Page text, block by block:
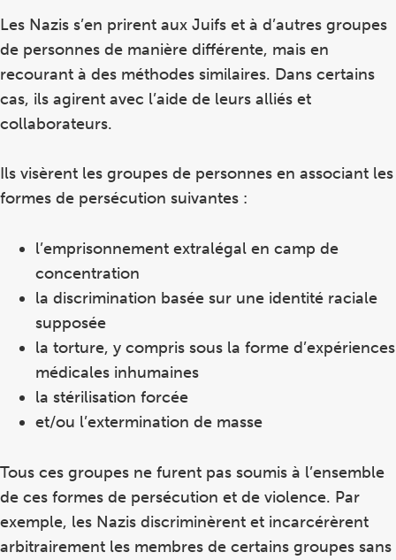
Les Nazis s’en prirent aux Juifs et à d’autres groupes
de personnes de manière différente, mais en
recourant à des méthodes similaires. Dans certains
cas, ils agirent avec l’aide de leurs alliés et
collaborateurs.
Ils visèrent les groupes de personnes en associant les
formes de persécution suivantes :
l’emprisonnement extralégal en camp de
concentration
la discrimination basée sur une identité raciale
supposée
la torture, y compris sous la forme d’expériences
médicales inhumaines
la stérilisation forcée
et/ou l’extermination de masse
Tous ces groupes ne furent pas soumis à l’ensemble
de ces formes de persécution et de violence. Par
exemple, les Nazis discriminèrent et incarcérèrent
arbitrairement les membres de certains groupes sans